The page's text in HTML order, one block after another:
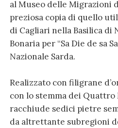
al Museo delle Migrazioni
preziosa copia di quello
di Cagliari nella Basilica di
Bonaria per “Sa Die de sa
Nazionale Sarda.
Realizzato con filigrane
con lo stemma dei Quattro
racchiude sedici pietre
da altrettante subregioni